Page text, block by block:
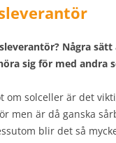
Några
sig för med andra
om solceller är det
men är då ganska
blir det så